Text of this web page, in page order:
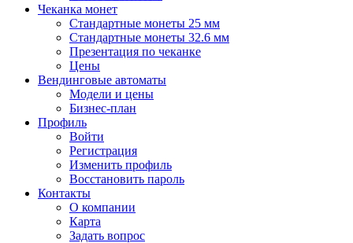
Чеканка монет
Стандартные монеты 25 мм
Стандартные монеты 32.6 мм
Презентация по чеканке
Цены
Вендинговые автоматы
Модели и цены
Бизнес-план
Профиль
Войти
Регистрация
Изменить профиль
Восстановить пароль
Контакты
О компании
Карта
Задать вопрос